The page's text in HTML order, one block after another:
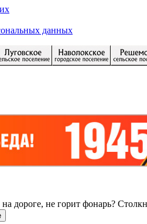
данных
дороге, не горит фонарь?